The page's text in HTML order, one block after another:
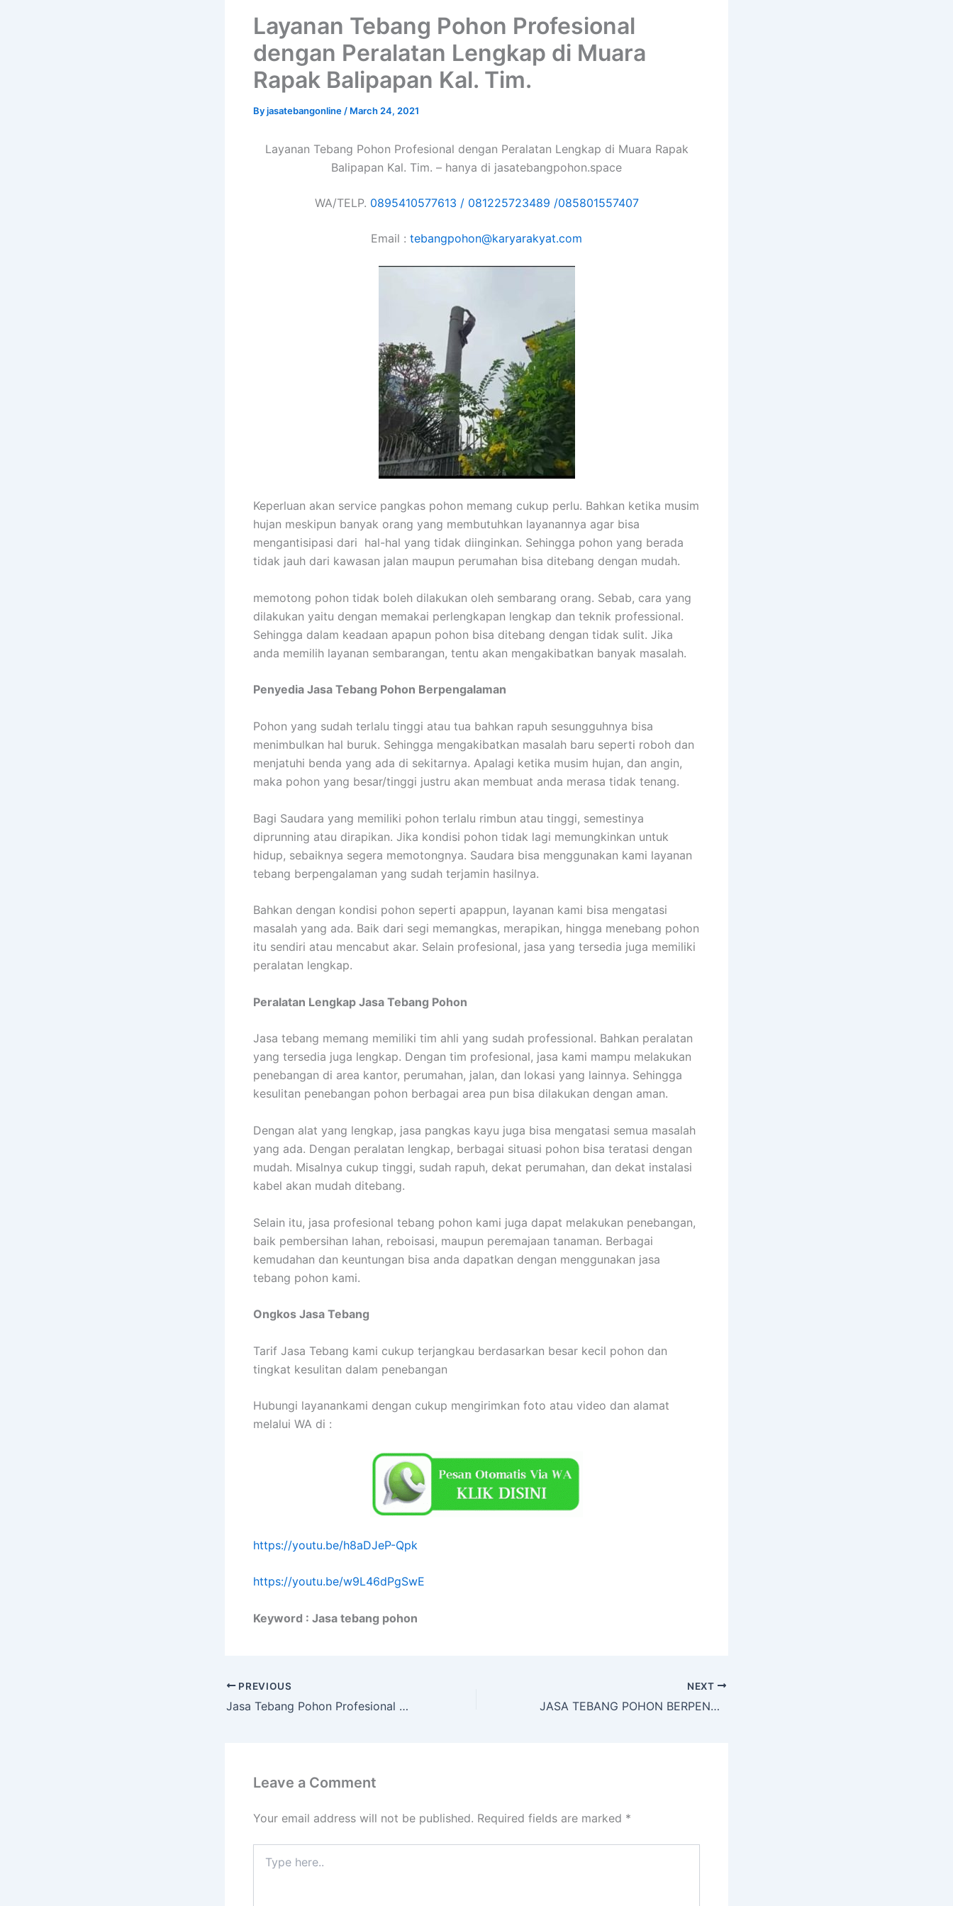
Layanan Tebang Pohon Profesional
dengan Peralatan Lengkap di Muara
Rapak Balipapan Kal. Tim.
Byjasatebangonline / March 24, 2021
Layanan Tebang Pohon Profesional dengan Peralatan Lengkap di Muara Rapak
Balipapan Kal. Tim. – hanya di jasatebangpohon.space
WA/TELP. 0895410577613 / 081225723489 /085801557407
Email : tebangpohon@karyarakyat.com
Keperluan akan service pangkas pohon memang cukup perlu. Bahkan ketika musim
hujan meskipun banyak orang yang membutuhkan layanannya agar bisa
mengantisipasi dari hal-hal yang tidak diinginkan. Sehingga pohon yang berada
tidak jauh dari kawasan jalan maupun perumahan bisa ditebang dengan mudah.
memotong pohon tidak boleh dilakukan oleh sembarang orang. Sebab, cara yang
dilakukan yaitu dengan memakai perlengkapan lengkap dan teknik professional.
Sehingga dalam keadaan apapun pohon bisa ditebang dengan tidak sulit. Jika
anda memilih layanan sembarangan, tentu akan mengakibatkan banyak masalah.
Penyedia Jasa Tebang Pohon Berpengalaman
Pohon yang sudah terlalu tinggi atau tua bahkan rapuh sesungguhnya bisa
menimbulkan hal buruk. Sehingga mengakibatkan masalah baru seperti roboh dan
menjatuhi benda yang ada di sekitarnya. Apalagi ketika musim hujan, dan angin,
maka pohon yang besar/tinggi justru akan membuat anda merasa tidak tenang.
Bagi Saudara yang memiliki pohon terlalu rimbun atau tinggi, semestinya
diprunning atau dirapikan. Jika kondisi pohon tidak lagi memungkinkan untuk
hidup, sebaiknya segera memotongnya. Saudara bisa menggunakan kami layanan
tebang berpengalaman yang sudah terjamin hasilnya.
Bahkan dengan kondisi pohon seperti apappun, layanan kami bisa mengatasi
masalah yang ada. Baik dari segi memangkas, merapikan, hingga menebang pohon
itu sendiri atau mencabut akar. Selain profesional, jasa yang tersedia juga memiliki
peralatan lengkap.
Peralatan Lengkap Jasa Tebang Pohon
Jasa tebang memang memiliki tim ahli yang sudah professional. Bahkan peralatan
yang tersedia juga lengkap. Dengan tim profesional, jasa kami mampu melakukan
penebangan di area kantor, perumahan, jalan, dan lokasi yang lainnya. Sehingga
kesulitan penebangan pohon berbagai area pun bisa dilakukan dengan aman.
Dengan alat yang lengkap, jasa pangkas kayu juga bisa mengatasi semua masalah
yang ada. Dengan peralatan lengkap, berbagai situasi pohon bisa teratasi dengan
mudah. Misalnya cukup tinggi, sudah rapuh, dekat perumahan, dan dekat instalasi
kabel akan mudah ditebang.
Selain itu, jasa profesional tebang pohon kami juga dapat melakukan penebangan,
baik pembersihan lahan, reboisasi, maupun peremajaan tanaman. Berbagai
kemudahan dan keuntungan bisa anda dapatkan dengan menggunakan jasa
tebang pohon kami.
Ongkos Jasa Tebang
Tarif Jasa Tebang kami cukup terjangkau berdasarkan besar kecil pohon dan
tingkat kesulitan dalam penebangan
Hubungi layanankami dengan cukup mengirimkan foto atau video dan alamat
melalui WA di :
https://youtu.be/h8aDJeP-Qpk
https://youtu.be/w9L46dPgSwE
Keyword : Jasa tebang pohon
PREVIOUS
Jasa Tebang Pohon Profesional dengan Peralatan Lengkap di Sepinggan Balipapan Kal. Tim.
NEXT
JASA TEBANG POHON BERPENGALAMAN TERMURAH DAN TERPERCAYA DI TAMANMARTANI SLEMAN YOGYAKARTA
Leave a Comment
Your email address will not be published. Required fields are marked *
here..